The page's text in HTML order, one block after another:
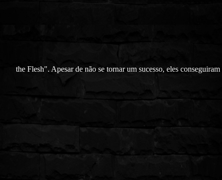
the Flesh". Apesar de não se tornar um sucesso, eles